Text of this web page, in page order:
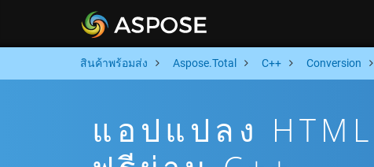
สินค้าพร้อมส่ง Aspose.Total C++ Conversion
แอปแปลง